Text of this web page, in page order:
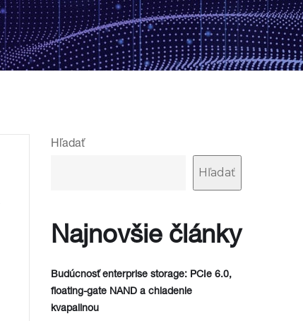
Hľadať
Hľadať
Najnovšie články
Budúcnosť enterprise storage: PCIe 6.0,
floating-gate NAND a chladenie
kvapalinou